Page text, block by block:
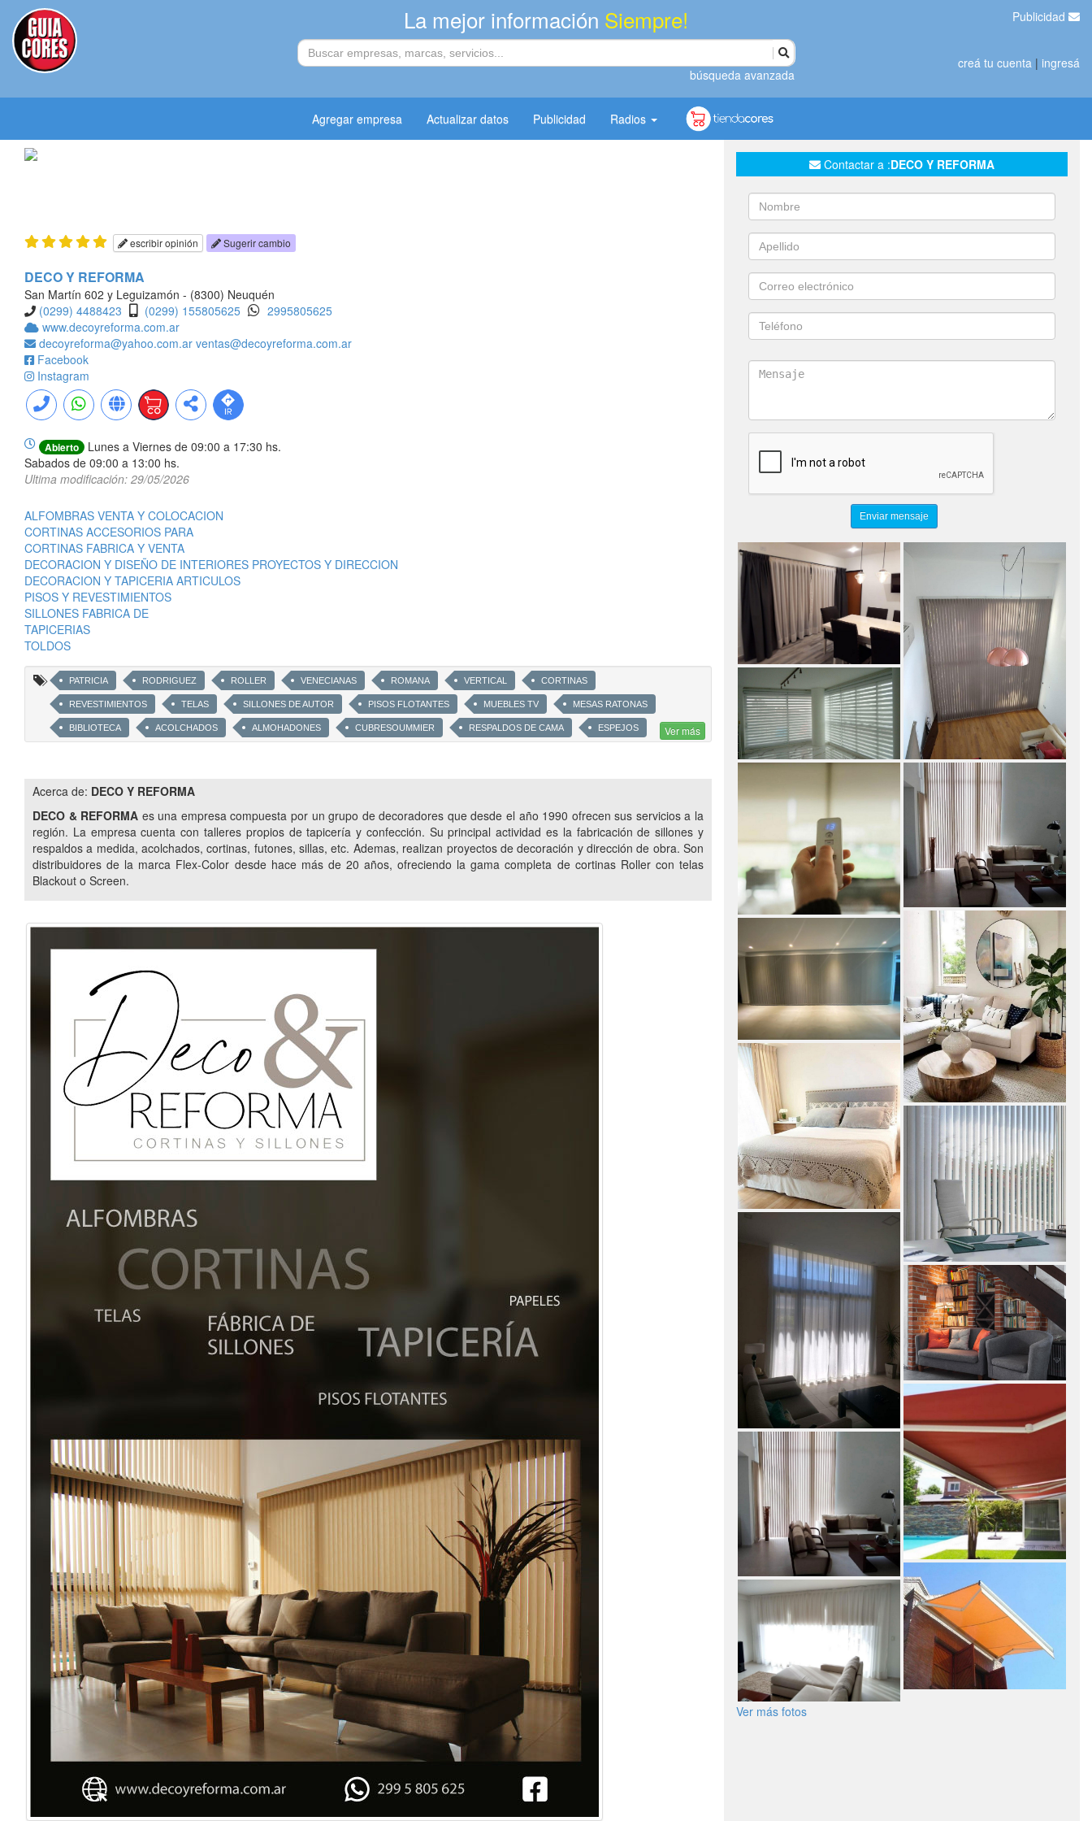
La mejor información Siempre!
búsqueda avanzada
Publicidad
creá tu cuenta | ingresá
Agregar empresa Actualizar datos Publicidad Radios
escribir opinión Sugerir cambio
DECO Y REFORMA
San Martín 602 y Leguizamón - (8300) Neuquén
(0299) 4488423
(0299) 155805625
2995805625
www.decoyreforma.com.ar
decoyreforma@yahoo.com.ar ventas@decoyreforma.com.ar
Facebook
Instagram
Abierto
Lunes a Viernes de 09:00 a 17:30 hs.
Sabados de 09:00 a 13:00 hs.
Ultima modificación: 29/05/2026
ALFOMBRAS VENTA Y COLOCACION
CORTINAS ACCESORIOS PARA
CORTINAS FABRICA Y VENTA
DECORACION Y DISEÑO DE INTERIORES PROYECTOS Y DIRECCION
DECORACION Y TAPICERIA ARTICULOS
PISOS Y REVESTIMIENTOS
SILLONES FABRICA DE
TAPICERIAS
TOLDOS
PATRICIA RODRIGUEZ ROLLER VENECIANAS ROMANA VERTICAL CORTINAS
REVESTIMIENTOS TELAS SILLONES DE AUTOR PISOS FLOTANTES MUEBLES TV MESAS RATONAS
BIBLIOTECA ACOLCHADOS ALMOHADONES CUBRESOUMMIER RESPALDOS DE CAMA ESPEJOS Ver más
Acerca de: DECO Y REFORMA
DECO & REFORMA es una empresa compuesta por un grupo de decoradores que desde el año 1990 ofrecen sus servicios a la
región. La empresa cuenta con talleres propios de tapicería y confección. Su principal actividad es la fabricación de sillones y
respaldos a medida, acolchados, cortinas, futones, sillas, etc. Ademas, realizan proyectos de decoración y dirección de obra. Son
distribuidores de la marca Flex-Color desde hace más de 20 años, ofreciendo la gama completa de cortinas Roller con telas
Blackout o Screen.
Contactar a :DECO Y REFORMA
Ver más fotos